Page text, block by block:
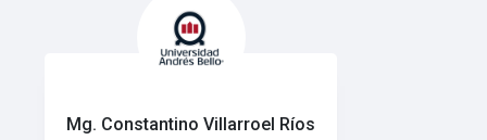
Mg. Constantino Villarroel Ríos